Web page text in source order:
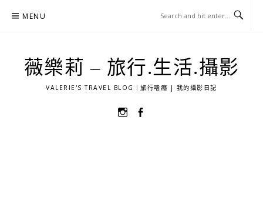
MENU
薇樂莉 – 旅行.生活.攝影
VALERIE'S TRAVEL BLOG｜旅行嗜癮 | 我的攝影日記
選